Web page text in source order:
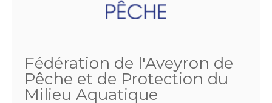
Fédération de l'Aveyron de
Pêche et de Protection du
Milieu Aquatique